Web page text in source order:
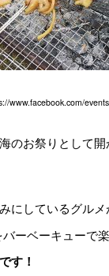
www.facebook.com/
のお祭りとして
にしているグル
バーベーキューで
す！